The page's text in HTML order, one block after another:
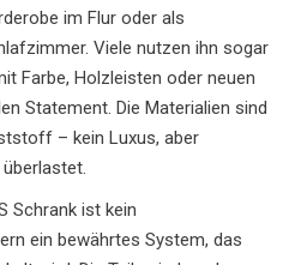
im Flur oder als
Viele nutzen ihn sogar
Farbe, Holzleisten oder neuen
Statement. Die Materialien sind
– kein Luxus, aber
Schrank ist kein
ein bewährtes System, das